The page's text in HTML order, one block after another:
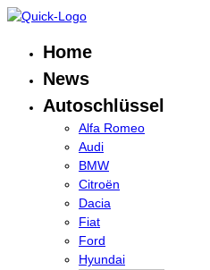
Home
News
Autoschlüssel
Alfa Romeo
Audi
BMW
Citroën
Dacia
Fiat
Ford
Hyundai